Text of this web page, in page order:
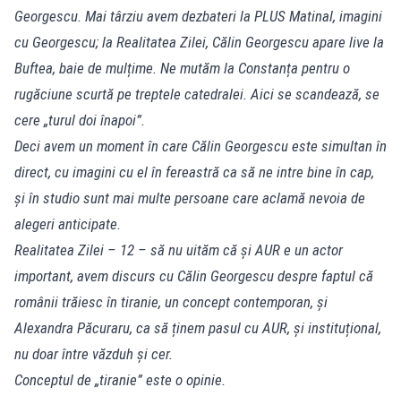
Georgescu. Mai târziu avem dezbateri la PLUS Matinal, imagini
cu Georgescu; la Realitatea Zilei, Călin Georgescu apare live la
Buftea, baie de mulțime. Ne mutăm la Constanța pentru o
rugăciune scurtă pe treptele catedralei. Aici se scandează, se
cere „turul doi înapoi”.
Deci avem un moment în care Călin Georgescu este simultan în
direct, cu imagini cu el în fereastră ca să ne intre bine în cap,
și în studio sunt mai multe persoane care aclamă nevoia de
alegeri anticipate.
Realitatea Zilei – 12 – să nu uităm că și AUR e un actor
important, avem discurs cu Călin Georgescu despre faptul că
românii trăiesc în tiranie, un concept contemporan, și
Alexandra Păcuraru, ca să ținem pasul cu AUR, și instituțional,
nu doar între văzduh și cer.
Conceptul de „tiranie” este o opinie.